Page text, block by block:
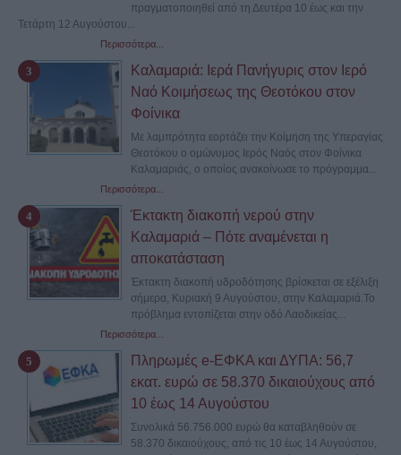
πραγματοποιηθεί από τη Δευτέρα 10 έως και την
Τετάρτη 12 Αυγούστου...
Περισσότερα...
Καλαμαριά: Ιερά Πανήγυρις στον Ιερό
Ναό Κοιμήσεως της Θεοτόκου στον
Φοίνικα
Με λαμπρότητα εορτάζει την Κοίμηση της Υπεραγίας
Θεοτόκου ο ομώνυμος Ιερός Ναός στον Φοίνικα
Καλαμαριάς, ο οποίος ανακοίνωσε το πρόγραμμα...
Περισσότερα...
Έκτακτη διακοπή νερού στην
Καλαμαριά – Πότε αναμένεται η
αποκατάσταση
Έκτακτη διακοπή υδροδότησης βρίσκεται σε εξέλιξη
σήμερα, Κυριακή 9 Αυγούστου, στην Καλαμαριά.Το
πρόβλημα εντοπίζεται στην οδό Λαοδικείας...
Περισσότερα...
Πληρωμές e-ΕΦΚΑ και ΔΥΠΑ: 56,7
εκατ. ευρώ σε 58.370 δικαιούχους από
10 έως 14 Αυγούστου
Συνολικά 56.756.000 ευρώ θα καταβληθούν σε
58.370 δικαιούχους, από τις 10 έως 14 Αυγούστου,